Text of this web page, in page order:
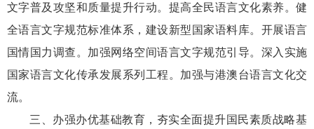
文字普及攻坚和质量提升行动。提高全民语言文化素养。健
全语言文字规范标准体系，建设新型国家语料库。开展语言
国情国力调查。加强网络空间语言文字规范引导。深入实施
国家语言文化传承发展系列工程。加强与港澳台语言文化交
流。
三、办强办优基础教育，夯实全面提升国民素质战略基